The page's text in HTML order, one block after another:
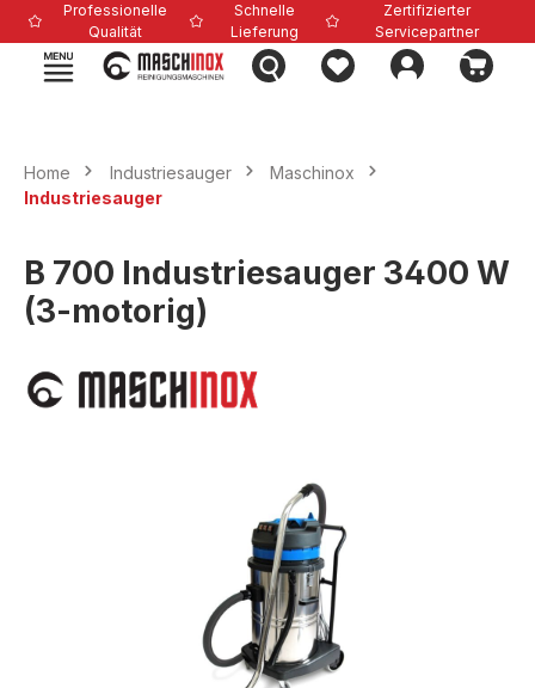
springen
Professionelle
Qualität
Schnelle
Lieferung
Zertifizierter
Servicepartner
Home Industriesauger
Maschinox
Industriesauger
B 700 Industriesauger 3400 W
(3-motorig)